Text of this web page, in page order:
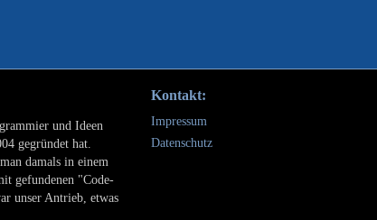
und Ideen
gegründet hat.
damals in einem
gefundenen "Code-
unser Antrieb, etwas
Kontakt:
Impressum
Datenschutz